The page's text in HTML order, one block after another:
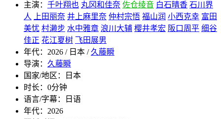
主演： 千叶翔也 丸冈和佳奈 佐仓绫音 白石晴香 石川界
人 上田丽奈 井上麻里奈 仲村宗悟 福山润 小西克幸 富田
美忧 村濑步 水中雅章 浪川大辅 樱井孝宏 阪口周平 细谷
佳正 花江夏树 飞田展男
年代： 2026 / 日本 /久藤瞬
导演： 久藤瞬
国家/地区：
日本
时长： 0分钟
语言/字幕：
日语
年代： 2026